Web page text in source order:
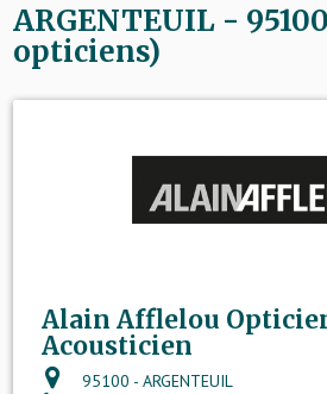
ARGENTEUIL -
opticiens)
Alain Afflelou
Acousticien
95100 - ARGENTEUIL